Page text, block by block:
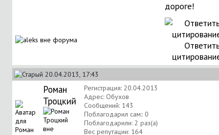
дороге!
20.04.2013, 17:43
Роман
Троцкий
Регистрация: 20.04.2013
Адрес: Обухов
Сообщений: 143
Поблагодарил сам:: 0
Поблагодарили: 2 раз(а)
Вес репутации: 164